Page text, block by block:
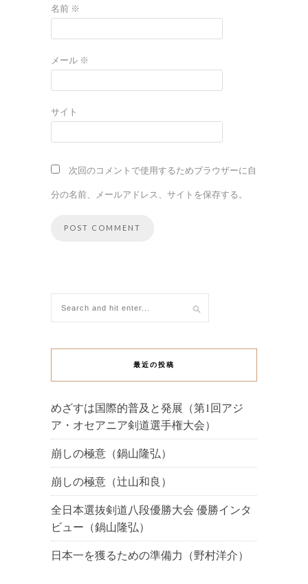
名前 ※
メール ※
サイト
次回のコメントで使用するためブラウザーに自
分の名前、メールアドレス、サイトを保存する。
最近の投稿
めざすは国際的普及と発展（第1回アジ
ア・オセアニア剣道選手権大会）
崩しの極意（鍋山隆弘）
崩しの極意（辻山和良）
全日本選抜剣道八段優勝大会 優勝インタ
ビュー（鍋山隆弘）
日本一を獲るための準備力（野村洋介）